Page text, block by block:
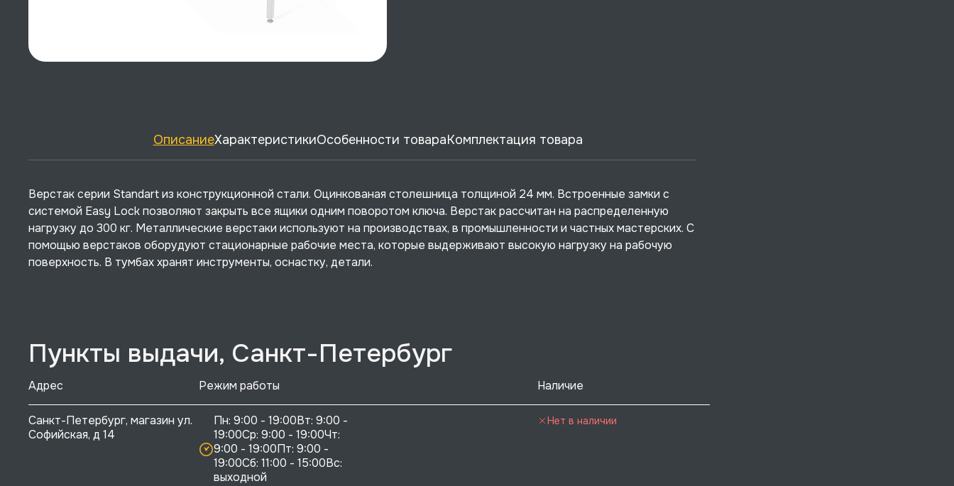
ОписаниеХарактеристикиОсобенности товараКомплектация товара
Верстак серии Standart из конструкционной стали. Оцинкованая столешница толщиной 24 мм. Встроенные замки с
системой Easy Lock позволяют закрыть все ящики одним поворотом ключа. Верстак рассчитан на распределенную
нагрузку до 300 кг. Металлические верстаки используют на производствах, в промышленности и частных мастерских. С
помощью верстаков оборудуют стационарные рабочие места, которые выдерживают высокую нагрузку на рабочую
поверхность. В тумбах хранят инструменты, оснастку, детали.
Пункты выдачи, Санкт-Петербург
Адрес Режим работы Наличие
Санкт-Петербург, магазин ул.
Софийская, д 14
Пн: 9:00 - 19:00Вт: 9:00 -
19:00Ср: 9:00 - 19:00Чт:
9:00 - 19:00Пт: 9:00 -
19:00Сб: 11:00 - 15:00Вс:
выходной
Нет в наличии